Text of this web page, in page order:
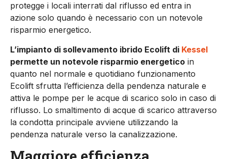
protegge i locali interrati dal riflusso ed entra in
azione solo quando è necessario con un notevole
risparmio energetico.
L’impianto di sollevamento ibrido Ecolift di Kessel
permette un notevole risparmio energetico in
quanto nel normale e quotidiano funzionamento
Ecolift sfrutta l’efficienza della pendenza naturale e
attiva le pompe per le acque di scarico solo in caso di
riflusso. Lo smaltimento di acque di scarico attraverso
la condotta principale avviene utilizzando la
pendenza naturale verso la canalizzazione.